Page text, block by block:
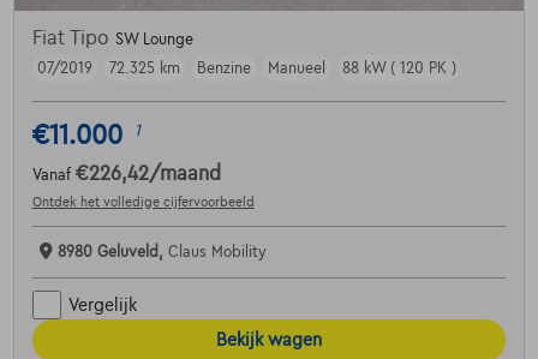
Fiat Tipo SW Lounge
07/2019
72.325 km Benzine Manueel 88 kW ( 120 PK )
€11.000 1
Vanaf €226,42/maand
Ontdek het volledige cijfervoorbeeld
8980 Geluveld, Claus Mobility
Vergelijk
Bekijk wagen